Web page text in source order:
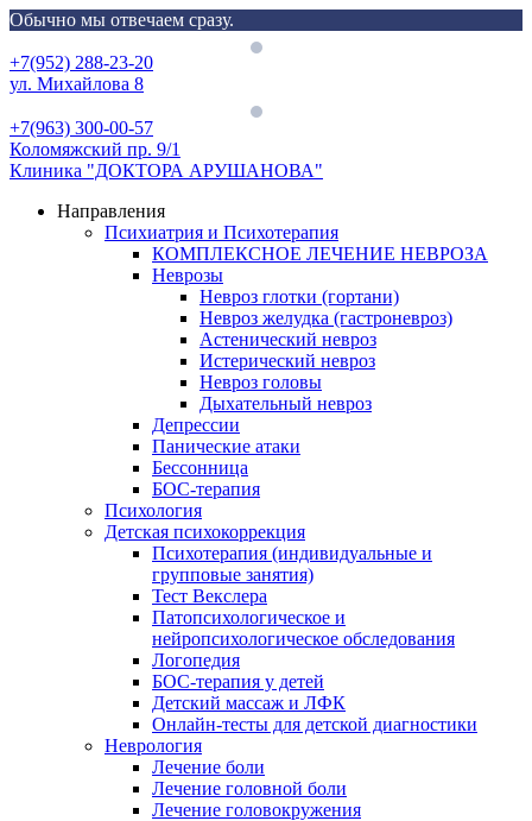
Обычно мы отвечаем сразу.
to
content
+7(952) 288-23-20
ул. Михайлова 8
+7(963) 300-00-57
Коломяжский пр. 9/1
Клиника "ДОКТОРА АРУШАНОВА"
Направления
Психиатрия и Психотерапия
КОМПЛЕКСНОЕ ЛЕЧЕНИЕ НЕВРОЗА
Неврозы
Невроз глотки (гортани)
Невроз желудка (гастроневроз)
Астенический невроз
Истерический невроз
Невроз головы
Дыхательный невроз
Депрессии
Панические атаки
Бессонница
БОС-терапия
Психология
Детская психокоррекция
Психотерапия (индивидуальные и
групповые занятия)
Тест Векслера
Патопсихологическое и
нейропсихологическое обследования
Логопедия
БОС-терапия у детей
Детский массаж и ЛФК
Онлайн-тесты для детской диагностики
Неврология
Лечение боли
Лечение головной боли
Лечение головокружения